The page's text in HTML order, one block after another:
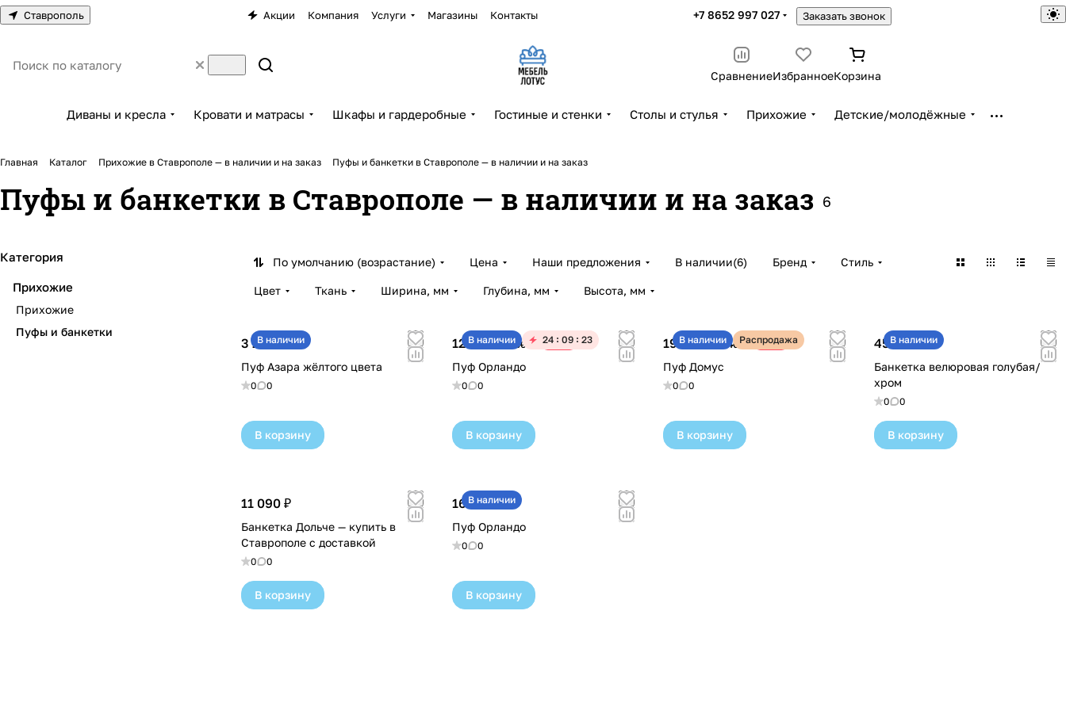
Ставрополь Акции Компания Услуги Магазины Контакты +7 8652 997 027 Заказать звонок
СравнениеИзбранноеКорзина
Диваны и кресла Кровати и матрасы Шкафы и гардеробные Гостиные и стенки Столы и стулья Прихожие Детские/молодёжные
Главная Каталог Прихожие в Ставрополе — в наличии и на заказ Пуфы и банкетки в Ставрополе — в наличии и на заказ
Пуфы и банкетки в Ставрополе — в наличии и на заказ 6
По умолчанию (возрастание) Цена Наши предложения В наличии(6) Бренд Стиль
Цвет Ткань Ширина, мм Глубина, мм Высота, мм
В наличии
3 200 ₽
Пуф Азара жёлтого цвета
0 0
В корзину
В наличии 24 09 23
12 230 ₽16 300 ₽ -25%
Пуф Орландо
0 0
В корзину
В наличии Распродажа
19 700 ₽33 400 ₽ -41%
Пуф Домус
0 0
В корзину
В наличии
45 400 ₽
Банкетка велюровая голубая/
хром
0 0
В корзину
11 090 ₽
Банкетка Дольче — купить в
Ставрополе с доставкой
0 0
В корзину
В наличии
16 290 ₽
Пуф Орландо
0 0
В корзину
Категория
Прихожие
Прихожие
Пуфы и банкетки